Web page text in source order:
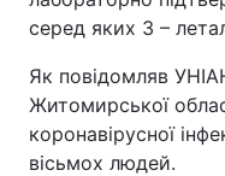
серед яких 3 –
Як повідомляв
Житомирської
коронавірусної
вісьмох людей.